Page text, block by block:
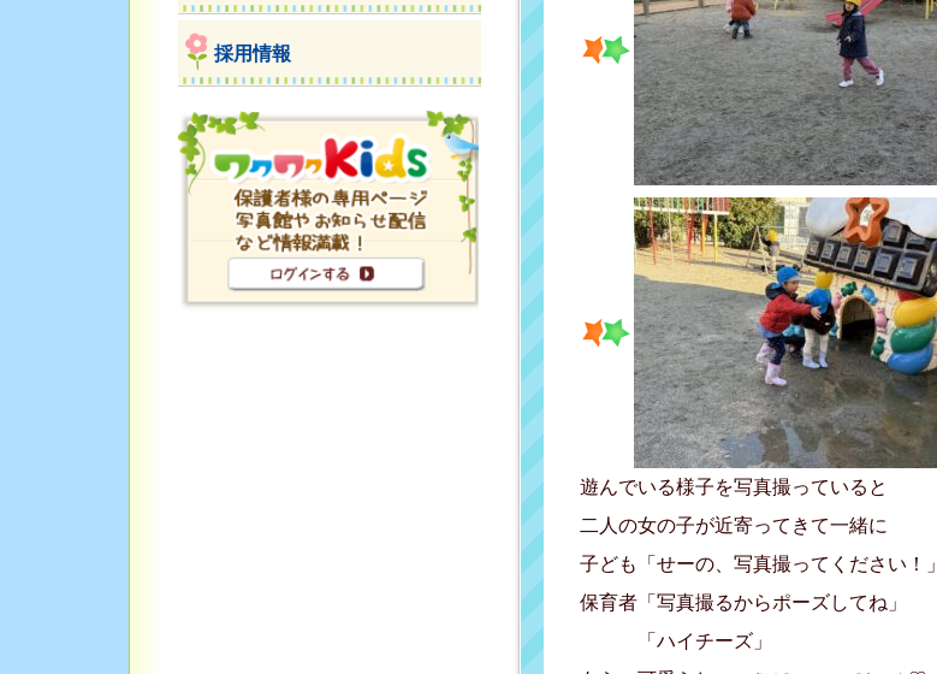
遊んでいる様子を写真撮っていると
二人の女の子が近寄ってきて一緒に
子ども「せーの、写真撮ってください！」
保育者「写真撮るからポーズしてね」
「ハイチーズ」
採用情報